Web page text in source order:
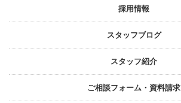
採⽤情報
スタッフブログ
スタッフ紹介
ご相談フォーム・資料請求